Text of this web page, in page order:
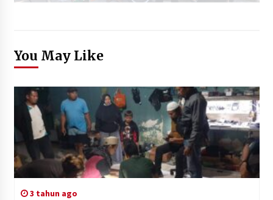
You May Like
3 tahun ago